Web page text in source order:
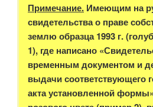
Примечание. Имеющим на
свидетельства о праве
землю образца 1993 г.
1), где написано
временным документом и
выдачи соответствующего
акта установленной